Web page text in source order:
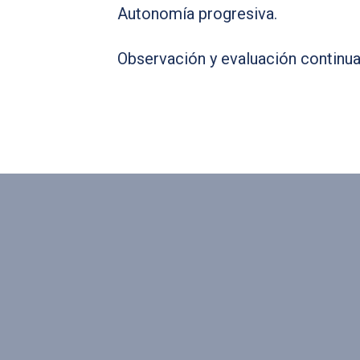
Autonomía progresiva.
Observación y evaluación